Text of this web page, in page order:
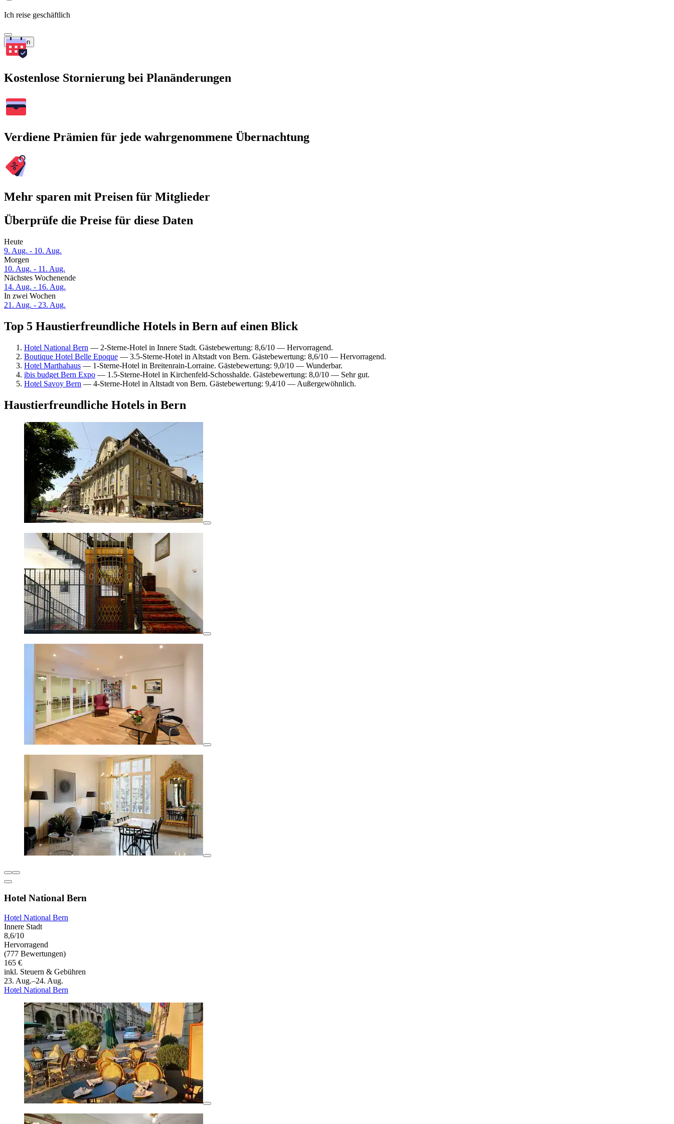
Ich reise geschäftlich
Suchen
Kostenlose Stornierung bei Planänderungen
Verdiene Prämien für jede wahrgenommene Übernachtung
Mehr sparen mit Preisen für Mitglieder
Überprüfe die Preise für diese Daten
Heute
9. Aug. - 10. Aug.
Morgen
10. Aug. - 11. Aug.
Nächstes Wochenende
14. Aug. - 16. Aug.
In zwei Wochen
21. Aug. - 23. Aug.
Top 5 Haustierfreundliche Hotels in Bern auf einen Blick
Hotel National Bern — 2-Sterne-Hotel in Innere Stadt. Gästebewertung: 8,6/10 — Hervorragend.
Boutique Hotel Belle Epoque — 3.5-Sterne-Hotel in Altstadt von Bern. Gästebewertung: 8,6/10 — Hervorragend.
Hotel Marthahaus — 1-Sterne-Hotel in Breitenrain-Lorraine. Gästebewertung: 9,0/10 — Wunderbar.
ibis budget Bern Expo — 1.5-Sterne-Hotel in Kirchenfeld-Schosshalde. Gästebewertung: 8,0/10 — Sehr gut.
Hotel Savoy Bern — 4-Sterne-Hotel in Altstadt von Bern. Gästebewertung: 9,4/10 — Außergewöhnlich.
Haustierfreundliche Hotels in Bern
Hotel National Bern
Hotel National Bern
Innere Stadt
8,6/10
Hervorragend
(777 Bewertungen)
165 €
inkl. Steuern & Gebühren
23. Aug.–24. Aug.
Hotel National Bern